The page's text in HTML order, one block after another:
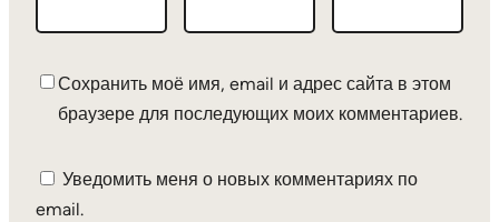
Сохранить моё имя, email и адрес сайта в этом
браузере для последующих моих комментариев.
Уведомить меня о новых комментариях по
email.